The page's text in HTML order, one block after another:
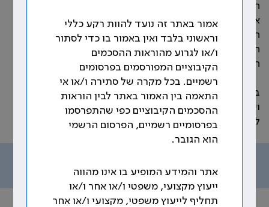
המעסיקים השונים, על הסכמים קיבוציים רבים המסדירים
את תנאי העבודה וזכויות הרופאים. כמו כן, התווספו במהלך
השנים פסקי בוררות, נספחים להסכמים קיבוציים, נהלים,
חוזרים ומכתבים אשר קובעים את תנאי העבודה וזכויות
הרופאים.
באתר זה ריכזנו את עיקר ההוראות ההסכמיות, שהוסדרו
ועוגנו בהסכמים הקיבוצים שנחתמו לאורך השנים, בהתאם
לנושאים שמפורטים בתפריט האתר.
אמור באתר זה נועד להוות רקע כללי
וראשוני בלבד ואין באמור בו כדי לסתור
ו/או לגרוע מהוראות ההסכמים
הקיבוציים המפורסמים בפרסומים
רשמיים. בכל מקרה של סתירה ו/או אי
התאמה בין האמור באתר לבין הוראות
ההסכמים הקיבוציים כפי שהתפרסמו
בפרסומיים רשמיים, הפרסום הרשמי
הוא הגובר.
אתר והמידע המופיע בו אינו מהווה
ייעוץ מקצועי, משפטי ו/או אחר ו/או
תחליף לייעוץ משפטי, מקצועי ו/או אחר